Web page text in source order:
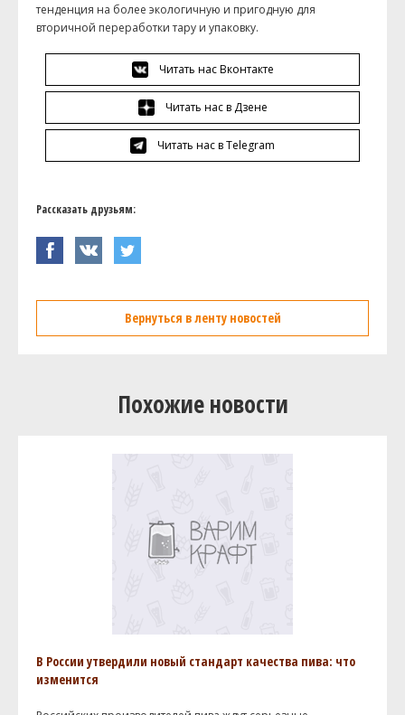
тенденция на более экологичную и пригодную для
вторичной переработки тару и упаковку.
Читать нас Вконтакте
Читать нас в Дзене
Читать нас в Telegram
Рассказать друзьям:
Вернуться в ленту новостей
Похожие новости
В России утвердили новый стандарт качества пива: что
изменится